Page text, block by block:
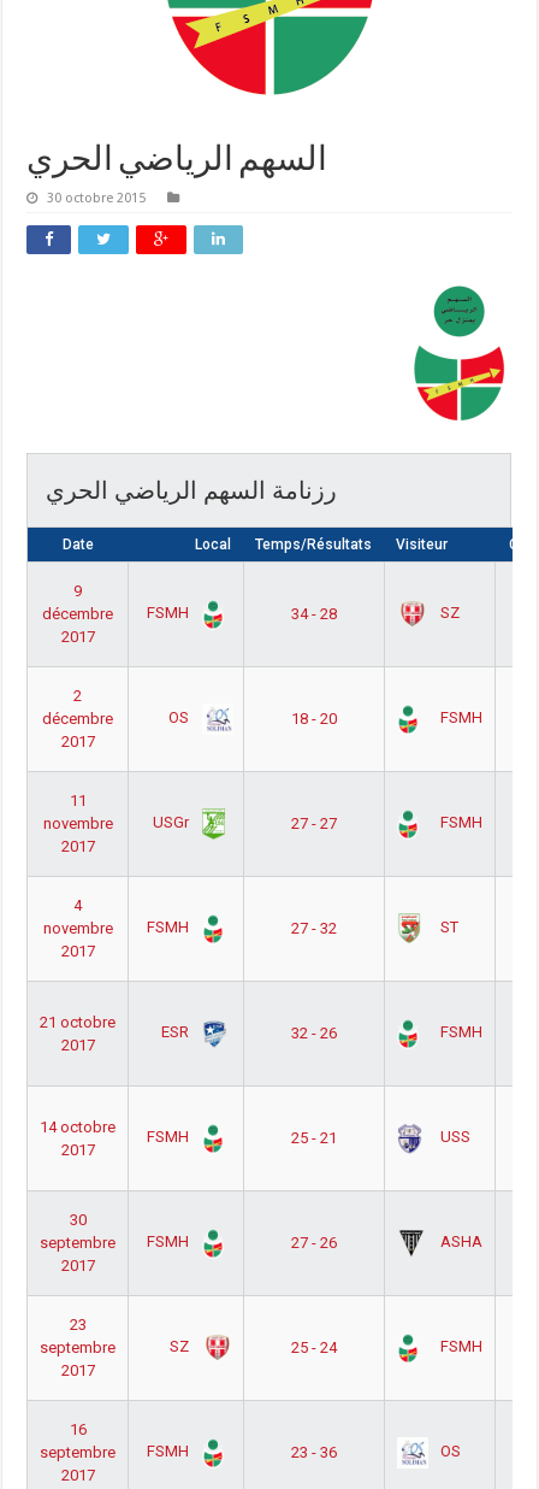
30 octobre 2015
Date Local Temps/Résultats Visiteur
9
décembre
2017
FSMH 34 - 28 SZ
2
décembre
2017
OS 18 - 20 FSMH
11
novembre
2017
USGr 27 - 27 FSMH
4
novembre
2017
FSMH 27 - 32 ST
21 octobre
2017
ESR 32 - 26 FSMH
14 octobre
2017
FSMH 25 - 21 USS
30
septembre
2017
FSMH 27 - 26 ASHA
23
septembre
2017
SZ 25 - 24 FSMH
16
septembre
2017
FSMH 23 - 36 OS